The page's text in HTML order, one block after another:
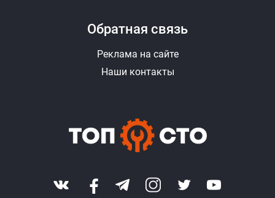
Обратная связь
Реклама на сайте
Наши контакты